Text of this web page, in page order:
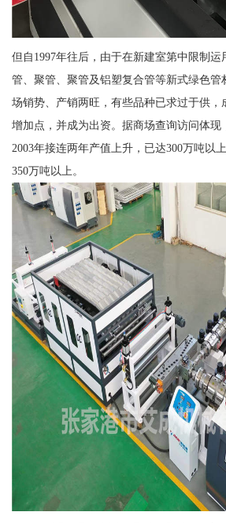
但自1997年往后，由于在新建室第中限制
管、聚管、聚管及铝塑复合管等新式绿色管
场销势、产销两旺，有些品种已求过于供，
增加点，并成为出资。据商场查询访问体现
2003年接连两年产值上升，已达300万吨以
350万吨以上。